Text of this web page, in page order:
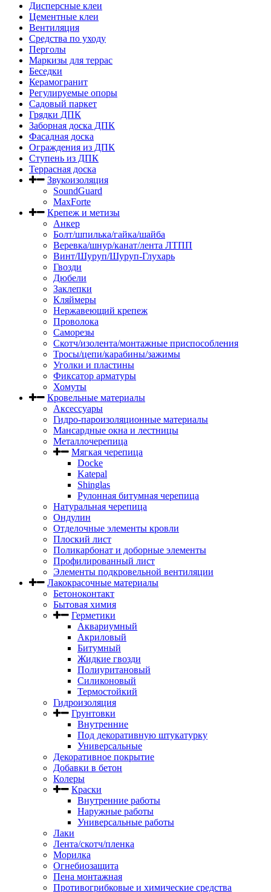
Дисперсные клеи
Цементные клеи
Вентиляция
Средства по уходу
Перголы
Маркизы для террас
Беседки
Керамогранит
Регулируемые опоры
Садовый паркет
Грядки ДПК
Заборная доска ДПК
Фасадная доска
Ограждения из ДПК
Ступень из ДПК
Террасная доска
Звукоизоляция
SoundGuard
MaxForte
Крепеж и метизы
Анкер
Болт/шпилька/гайка/шайба
Веревка/шнур/канат/лента ЛТПП
Винт/Шуруп/Шуруп-Глухарь
Гвозди
Дюбели
Заклепки
Кляймеры
Нержавеющий крепеж
Проволока
Саморезы
Скотч/изолента/монтажные приспособления
Тросы/цепи/карабины/зажимы
Уголки и пластины
Фиксатор арматуры
Хомуты
Кровельные материалы
Аксессуары
Гидро-пароизоляционные материалы
Мансардные окна и лестницы
Металлочерепица
Мягкая черепица
Docke
Katepal
Shinglas
Рулонная битумная черепица
Натуральная черепица
Ондулин
Отделочные элементы кровли
Плоский лист
Поликарбонат и доборные элементы
Профилированный лист
Элементы подкровельной вентиляции
Лакокрасочные материалы
Бетоноконтакт
Бытовая химия
Герметики
Аквариумный
Акриловый
Битумный
Жидкие гвозди
Полиуритановый
Силиконовый
Термостойкий
Гидроизоляция
Грунтовки
Внутренние
Под декоративную штукатурку
Универсальные
Декоративное покрытие
Добавки в бетон
Колеры
Краски
Внутренние работы
Наружные работы
Универсальные работы
Лаки
Лента/скотч/пленка
Морилка
Огнебиозащита
Пена монтажная
Противогрибковые и химические средства